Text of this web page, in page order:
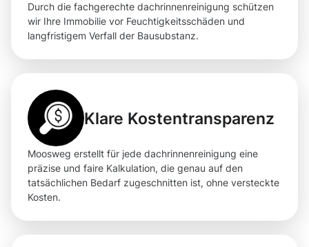
Durch die fachgerechte dachrinnenreinigung schützen
wir Ihre Immobilie vor Feuchtigkeitsschäden und
langfristigem Verfall der Bausubstanz.
Klare Kostentransparenz
Moosweg erstellt für jede dachrinnenreinigung eine
präzise und faire Kalkulation, die genau auf den
tatsächlichen Bedarf zugeschnitten ist, ohne versteckte
Kosten.